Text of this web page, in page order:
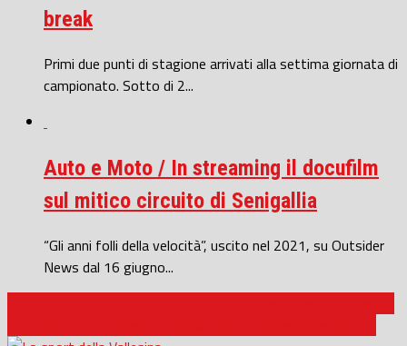
break
Primi due punti di stagione arrivati alla settima giornata di
campionato. Sotto di 2...
Auto e Moto / In streaming il docufilm
sul mitico circuito di Senigallia
“Gli anni folli della velocità”, uscito nel 2021, su Outsider
News dal 16 giugno...